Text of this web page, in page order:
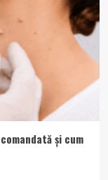
și cum